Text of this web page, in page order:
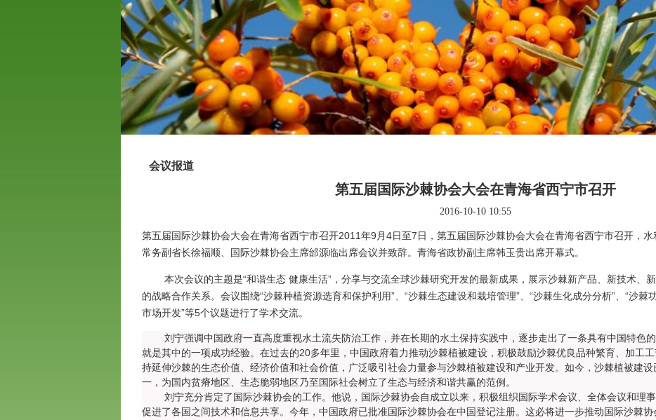
会议报道
第五届国际沙棘协会大会在青海省西宁市召开
2016-10-10 10:55
第五届国际沙棘协会大会在青海省西宁市召开2011年9月4日至7日，第五届国际沙棘协会大会在青海省西宁市召开，
常务副省长徐福顺、国际沙棘协会主席邰源临出席会议并致辞。青海省政协副主席韩玉贵出席开幕式。
本次会议的主题是“和谐生态 健康生活”，分享与交流全球沙棘研究开发的最新成果，展示沙棘新产品、新技术、
的战略合作关系。会议围绕“沙棘种植资源选育和保护利用”、“沙棘生态建设和栽培管理”、“沙棘生化成分分析”、“沙棘
市场开发”等5个议题进行了学术交流。
刘宁强调中国政府一直高度重视水土流失防治工作，并在长期的水土保持实践中，逐步走出了一条具有中国特色
就是其中的一项成功经验。在过去的20多年里，中国政府着力推动沙棘植被建设，积极鼓励沙棘优良品种繁育、加工
持延伸沙棘的生态价值、经济价值和社会价值，广泛吸引社会力量参与沙棘植被建设和产业开发。如今，沙棘植被建
一，为国内贫瘠地区、生态脆弱地区乃至国际社会树立了生态与经济和谐共赢的范例。
刘宁充分肯定了国际沙棘协会的工作。他说，国际沙棘协会自成立以来，积极组织国际学术会议、全体会议和理
促进了各国之间技术和信息共享。今年，中国政府已批准国际沙棘协会在中国登记注册。这必将进一步推动国际沙棘